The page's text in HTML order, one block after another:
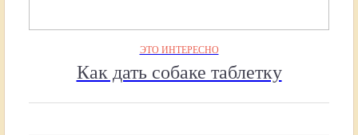
ЭТО ИНТЕРЕСНО
Как дать собаке таблетку